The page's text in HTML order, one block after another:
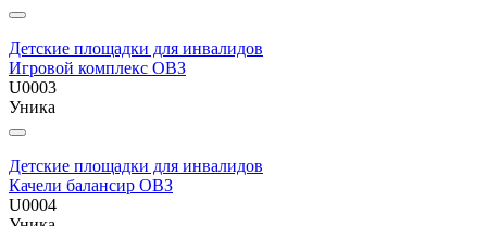
Детские площадки для инвалидов
Игровой комплекс ОВЗ
U0003
Уника
Детские площадки для инвалидов
Качели балансир ОВЗ
U0004